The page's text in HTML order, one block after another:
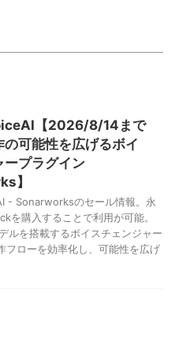
【2026/8/14まで
の可能性を広げるボイ
ープラグイン
】
- Sonarworksのセール情報。永
を購入することで利用が可能。
ルを搭載するボイスチェンジャー
フローを効率化し、可能性を広げ